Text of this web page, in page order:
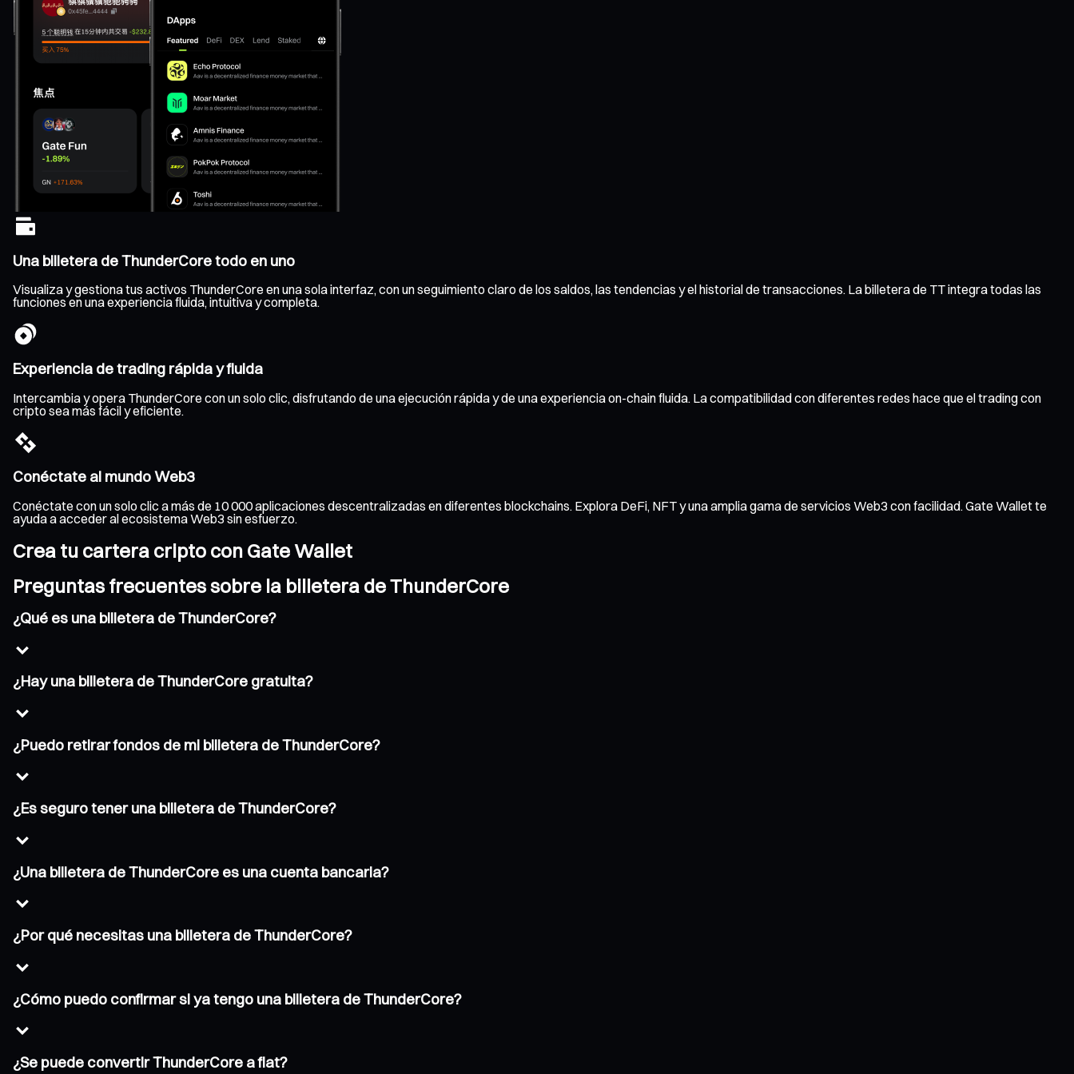
Una billetera de ThunderCore todo en uno
Visualiza y gestiona tus activos ThunderCore en una sola interfaz, con un seguimiento claro de los saldos, las tendencias y el historial de transacciones. La billetera de TT integra todas las
funciones en una experiencia fluida, intuitiva y completa.
Experiencia de trading rápida y fluida
Intercambia y opera ThunderCore con un solo clic, disfrutando de una ejecución rápida y de una experiencia on-chain fluida. La compatibilidad con diferentes redes hace que el trading con
cripto sea más fácil y eficiente.
Conéctate al mundo Web3
Conéctate con un solo clic a más de 10 000 aplicaciones descentralizadas en diferentes blockchains. Explora DeFi, NFT y una amplia gama de servicios Web3 con facilidad. Gate Wallet te
ayuda a acceder al ecosistema Web3 sin esfuerzo.
Crea tu cartera cripto con Gate Wallet
Preguntas frecuentes sobre la billetera de ThunderCore
¿Qué es una billetera de ThunderCore?
¿Hay una billetera de ThunderCore gratuita?
¿Puedo retirar fondos de mi billetera de ThunderCore?
¿Es seguro tener una billetera de ThunderCore?
¿Una billetera de ThunderCore es una cuenta bancaria?
¿Por qué necesitas una billetera de ThunderCore?
¿Cómo puedo confirmar si ya tengo una billetera de ThunderCore?
¿Se puede convertir ThunderCore a fiat?